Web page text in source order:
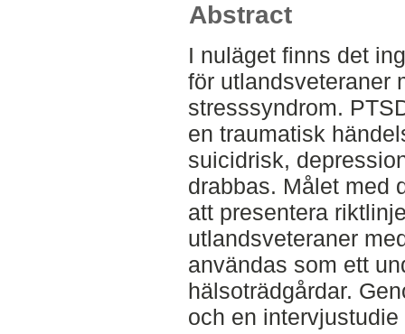
Abstract
I nuläget finns det
för utlandsveteraner
stresssyndrom.
en traumatisk
suicidrisk,
drabbas. Målet med
att presentera
utlandsveteraner
användas som ett
hälsoträdgårdar.
och en